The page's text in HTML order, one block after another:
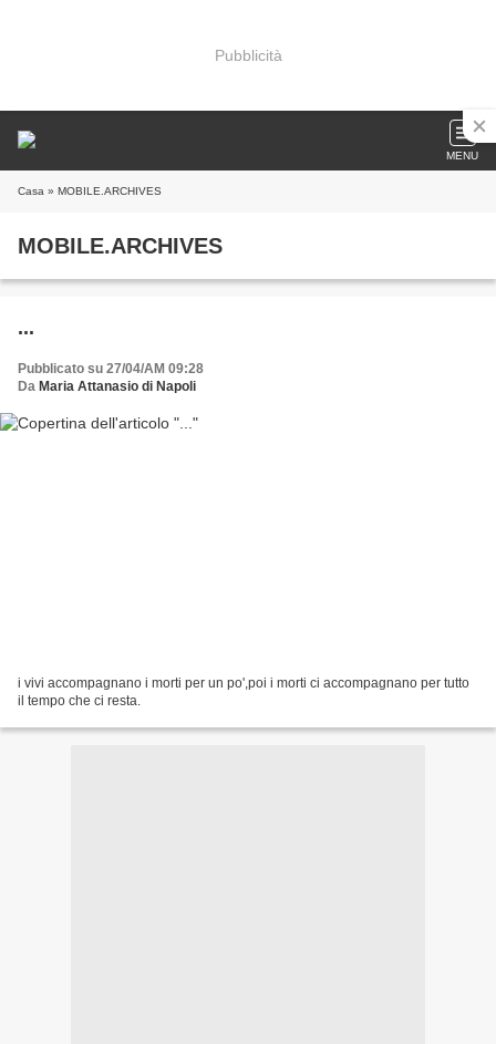
Pubblicità
MENU
Casa » MOBILE.ARCHIVES
MOBILE.ARCHIVES
...
Pubblicato su 27/04/AM 09:28
Da Maria Attanasio di Napoli
i vivi accompagnano i morti per un po',poi i morti ci accompagnano per tutto
il tempo che ci resta.